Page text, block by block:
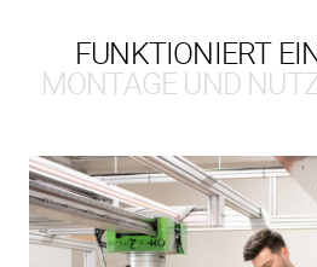
FUNKTIONIERT
MONTAGE UND